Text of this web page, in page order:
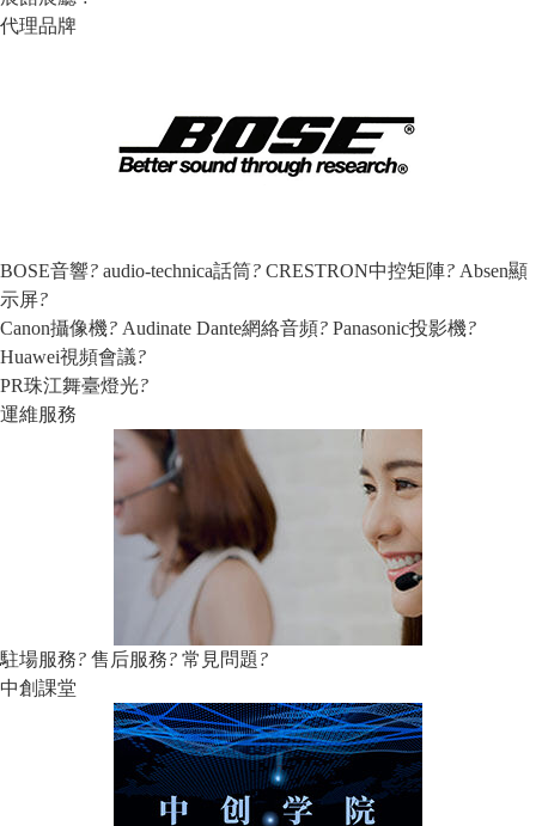
代理品牌
BOSE音響? audio-technica話筒? CRESTRON中控矩陣? Absen顯
示屏?
Canon攝像機? Audinate Dante網絡音頻? Panasonic投影機?
Huawei視頻會議?
PR珠江舞臺燈光?
運維服務
駐場服務? 售后服務? 常見問題 ?
中創課堂